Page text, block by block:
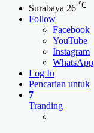
Surabaya 26 ℃
Follow
Facebook
YouTube
Instagram
WhatsApp
Log In
Pencarian untuk
7
Tranding